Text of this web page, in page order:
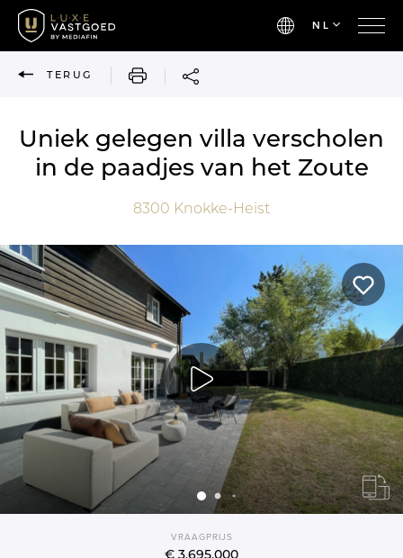
NL
TERUG AFDRUKKEN
Uniek gelegen villa verscholen
in de paadjes van het Zoute
8300 Knokke-Heist
VRAAGPRIJS
€ 3.695.000